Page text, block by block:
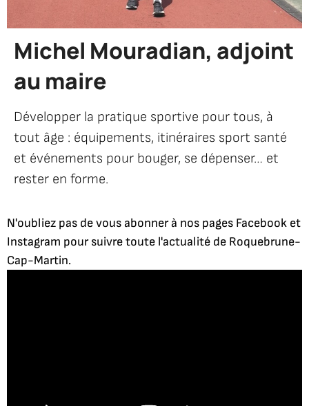
Michel Mouradian, adjoint
au maire
Développer la pratique sportive pour tous, à
tout âge : équipements, itinéraires sport santé
et événements pour bouger, se dépenser… et
rester en forme.
N'oubliez pas de vous abonner à nos pages Facebook et
Instagram pour suivre toute l'actualité de Roquebrune-
Cap-Martin.